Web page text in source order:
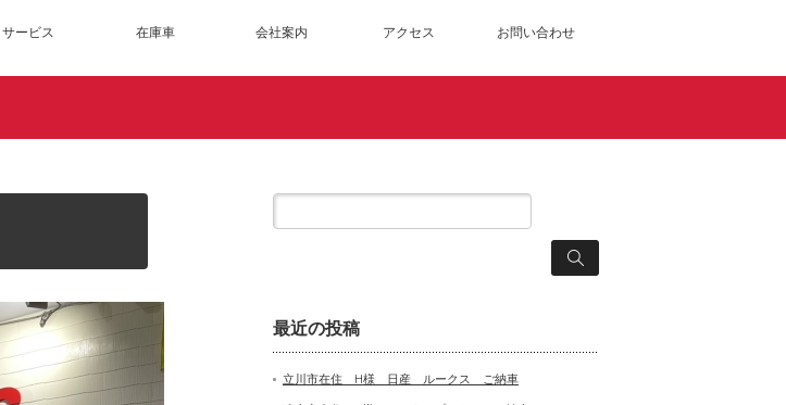
サービス 在庫車 会社案内 アクセス お問い合わせ
最近の投稿
立川市在住 H様 日産 ルークス ご納車